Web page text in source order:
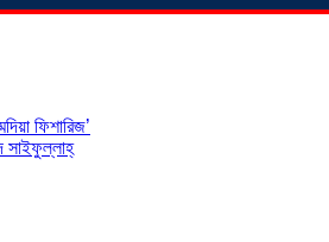
ফিশারিজ’
সাইফুল্লাহ্